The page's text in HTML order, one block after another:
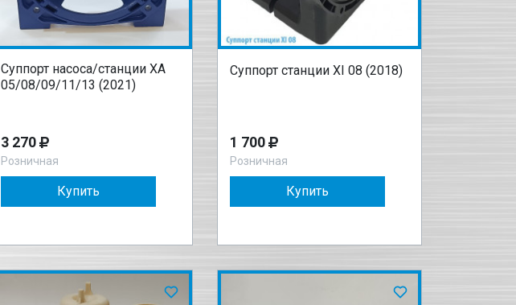
Суппорт насоса/станции ХА
05/08/09/11/13 (2021)
3 270
Розничная
Купить
Суппорт станции XI 08 (2018)
1 700
Розничная
Купить